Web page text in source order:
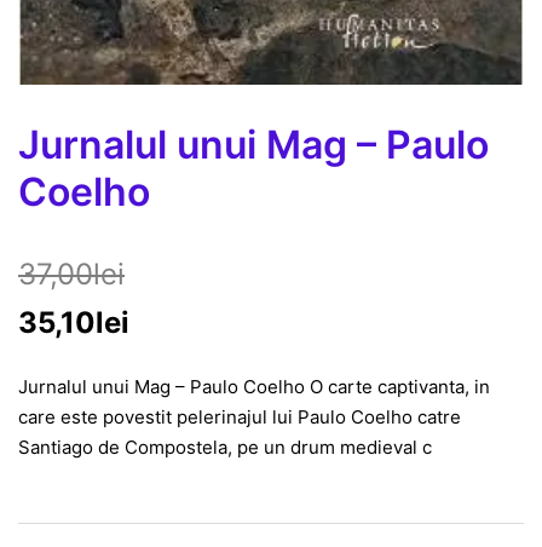
Jurnalul unui Mag – Paulo
Coelho
37,00lei
35,10lei
Jurnalul unui Mag – Paulo Coelho O carte captivanta, in
care este povestit pelerinajul lui Paulo Coelho catre
Santiago de Compostela, pe un drum medieval c